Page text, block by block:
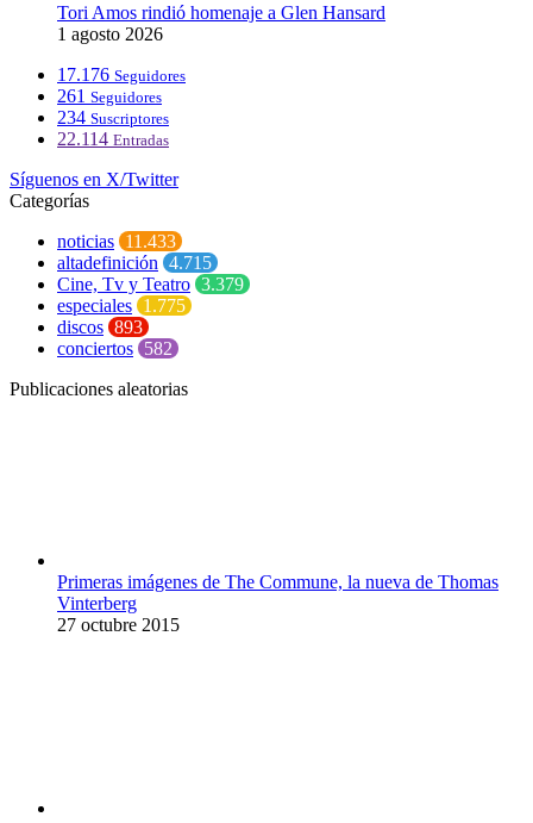
Tori Amos rindió homenaje a Glen Hansard
1 agosto 2026
17.176 Seguidores
261 Seguidores
234 Suscriptores
22.114 Entradas
Síguenos en X/Twitter
Categorías
noticias 11.433
altadefinición 4.715
Cine, Tv y Teatro 3.379
especiales 1.775
discos 893
conciertos 582
Publicaciones aleatorias
Primeras imágenes de The Commune, la nueva de Thomas
Vinterberg
27 octubre 2015